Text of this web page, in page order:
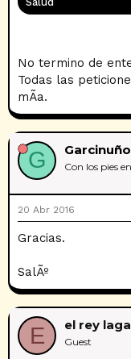
No termino de
Todas las
mÃ­a.
G Garcinuño
Con los pies
20 Abr 2016
Gracias.
SalÃº
E el rey
Guest